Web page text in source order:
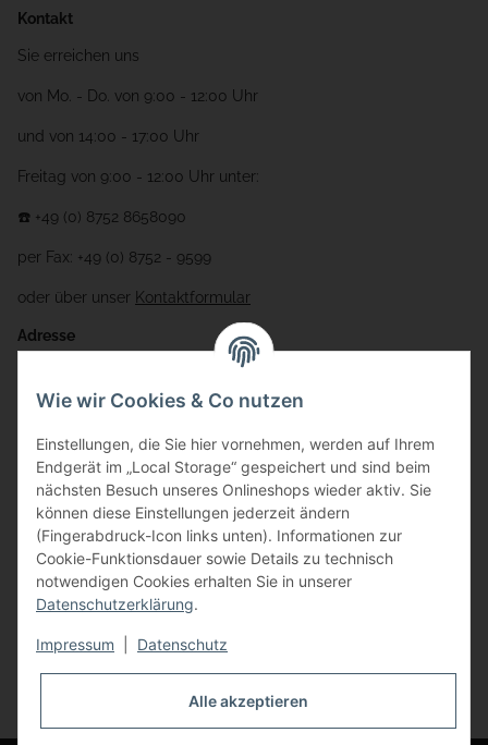
Kontakt
Sie erreichen uns
von Mo. - Do. von 9:00 - 12:00 Uhr
und von 14:00 - 17:00 Uhr
Freitag von 9:00 - 12:00 Uhr unter:
☎️ +49 (0) 8752 8658090
per Fax: +49 (0) 8752 - 9599
oder über unser Kontaktformular
Adresse
Gewerbering 17
84072 Au i.d. Hallertau
info@bauer-tore.de
Vertrag widerrufen
* Alle Preise inkl. gesetzlicher USt., zzgl.Versand
Wie wir Cookies & Co nutzen
Einstellungen, die Sie hier vornehmen, werden auf Ihrem
Endgerät im „Local Storage“ gespeichert und sind beim
nächsten Besuch unseres Onlineshops wieder aktiv. Sie
können diese Einstellungen jederzeit ändern
(Fingerabdruck-Icon links unten). Informationen zur
Cookie-Funktionsdauer sowie Details zu technisch
notwendigen Cookies erhalten Sie in unserer
Datenschutzerklärung.
Impressum Datenschutz
Alle akzeptieren